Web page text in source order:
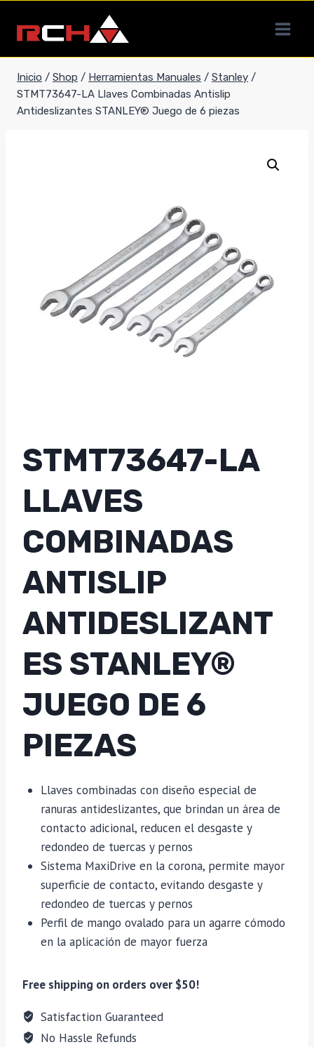
contenido
Inicio / Shop / Herramientas Manuales / Stanley /
STMT73647-LA Llaves Combinadas Antislip
Antideslizantes STANLEY® Juego de 6 piezas
STMT73647-LA
LLAVES
COMBINADAS
ANTISLIP
ANTIDESLIZANT
ES STANLEY®
JUEGO DE 6
PIEZAS
Llaves combinadas con diseño especial de
ranuras antideslizantes, que brindan un área de
contacto adicional, reducen el desgaste y
redondeo de tuercas y pernos
Sistema MaxiDrive en la corona, permite mayor
superficie de contacto, evitando desgaste y
redondeo de tuercas y pernos
Perfil de mango ovalado para un agarre cómodo
en la aplicación de mayor fuerza
Free shipping on orders over $50!
Satisfaction Guaranteed
No Hassle Refunds